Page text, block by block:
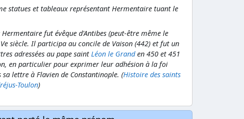
statues et tableaux représentant Hermentaire tuant le
fut évêque d'Antibes (peut-être même le
siècle. Il participa au concile de Vaison (442) et fut un
adressées au pape saintLéon le Granden 450 et 451
en particulier pour exprimer leur adhésion à la foi
lettre à Flavien de Constantinople. (Histoire des saints
Toulon)